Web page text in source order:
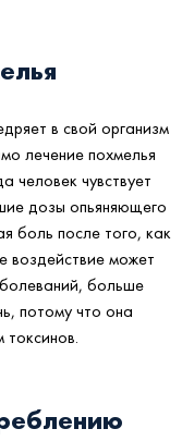
в свой организм
лечение похмелья
человек чувствует
дозы опьяняющего
боль после того, как
воздействие может
больше
потому что она